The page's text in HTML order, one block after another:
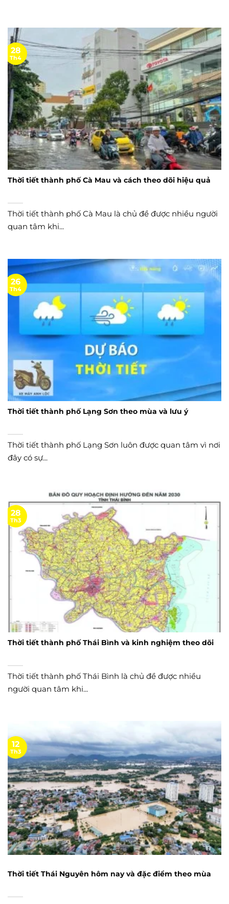
Thời tiết thành phố Cà Mau và cách theo dõi hiệu quả
Thời tiết thành phố Cà Mau là chủ đề được nhiều người
quan tâm khi...
28
Th4
Thời tiết thành phố Lạng Sơn theo mùa và lưu ý
Thời tiết thành phố Lạng Sơn luôn được quan tâm vì nơi
đây có sự...
26
Th4
Thời tiết thành phố Thái Bình và kinh nghiệm theo dõi
Thời tiết thành phố Thái Bình là chủ đề được nhiều
người quan tâm khi...
28
Th3
Thời tiết Thái Nguyên hôm nay và đặc điểm theo mùa
12
Th3